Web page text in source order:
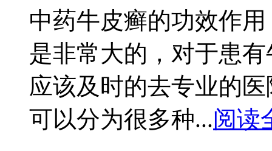
中药牛皮癣的功效作
是非常大的，对于患
应该及时的去专业的
可以分为很多种...阅读